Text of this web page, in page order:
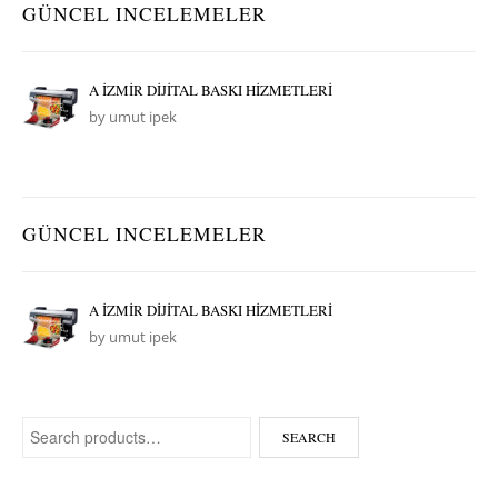
GÜNCEL INCELEMELER
A İZMİR DİJİTAL BASKI HİZMETLERİ
by umut ipek
GÜNCEL INCELEMELER
A İZMİR DİJİTAL BASKI HİZMETLERİ
by umut ipek
Search for: SEARCH